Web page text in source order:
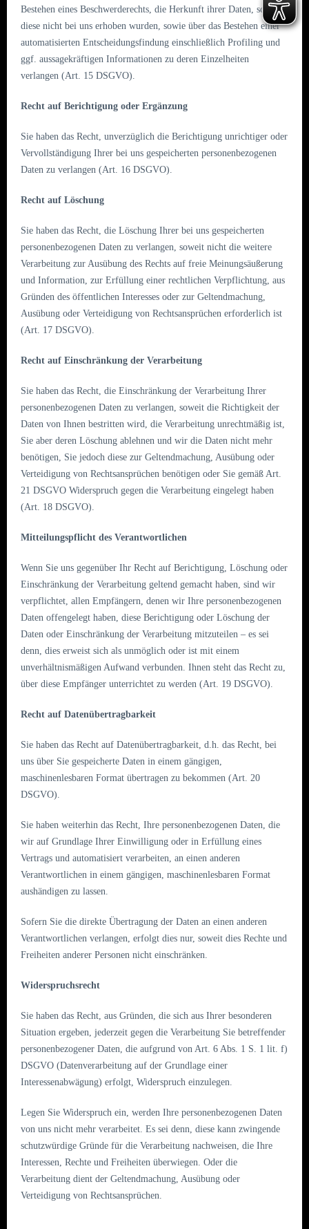
Bestehen eines Beschwerderechts, die Herkunft ihrer Daten, sofern
diese nicht bei uns erhoben wurden, sowie über das Bestehen einer
automatisierten Entscheidungsfindung einschließlich Profiling und
ggf. aussagekräftigen Informationen zu deren Einzelheiten
verlangen (Art. 15 DSGVO).
Recht auf Berichtigung oder Ergänzung
Sie haben das Recht, unverzüglich die Berichtigung unrichtiger oder
Vervollständigung Ihrer bei uns gespeicherten personenbezogenen
Daten zu verlangen (Art. 16 DSGVO).
Recht auf Löschung
Sie haben das Recht, die Löschung Ihrer bei uns gespeicherten
personenbezogenen Daten zu verlangen, soweit nicht die weitere
Verarbeitung zur Ausübung des Rechts auf freie Meinungsäußerung
und Information, zur Erfüllung einer rechtlichen Verpflichtung, aus
Gründen des öffentlichen Interesses oder zur Geltendmachung,
Ausübung oder Verteidigung von Rechtsansprüchen erforderlich ist
(Art. 17 DSGVO).
Recht auf Einschränkung der Verarbeitung
Sie haben das Recht, die Einschränkung der Verarbeitung Ihrer
personenbezogenen Daten zu verlangen, soweit die Richtigkeit der
Daten von Ihnen bestritten wird, die Verarbeitung unrechtmäßig ist,
Sie aber deren Löschung ablehnen und wir die Daten nicht mehr
benötigen, Sie jedoch diese zur Geltendmachung, Ausübung oder
Verteidigung von Rechtsansprüchen benötigen oder Sie gemäß Art.
21 DSGVO Widerspruch gegen die Verarbeitung eingelegt haben
(Art. 18 DSGVO).
Mitteilungspflicht des Verantwortlichen
Wenn Sie uns gegenüber Ihr Recht auf Berichtigung, Löschung oder
Einschränkung der Verarbeitung geltend gemacht haben, sind wir
verpflichtet, allen Empfängern, denen wir Ihre personenbezogenen
Daten offengelegt haben, diese Berichtigung oder Löschung der
Daten oder Einschränkung der Verarbeitung mitzuteilen – es sei
denn, dies erweist sich als unmöglich oder ist mit einem
unverhältnismäßigen Aufwand verbunden. Ihnen steht das Recht zu,
über diese Empfänger unterrichtet zu werden (Art. 19 DSGVO).
Recht auf Datenübertragbarkeit
Sie haben das Recht auf Datenübertragbarkeit, d.h. das Recht, bei
uns über Sie gespeicherte Daten in einem gängigen,
maschinenlesbaren Format übertragen zu bekommen (Art. 20
DSGVO).
Sie haben weiterhin das Recht, Ihre personenbezogenen Daten, die
wir auf Grundlage Ihrer Einwilligung oder in Erfüllung eines
Vertrags und automatisiert verarbeiten, an einen anderen
Verantwortlichen in einem gängigen, maschinenlesbaren Format
aushändigen zu lassen.
Sofern Sie die direkte Übertragung der Daten an einen anderen
Verantwortlichen verlangen, erfolgt dies nur, soweit dies Rechte und
Freiheiten anderer Personen nicht einschränken.
Widerspruchsrecht
Sie haben das Recht, aus Gründen, die sich aus Ihrer besonderen
Situation ergeben, jederzeit gegen die Verarbeitung Sie betreffender
personenbezogener Daten, die aufgrund von Art. 6 Abs. 1 S. 1 lit. f)
DSGVO (Datenverarbeitung auf der Grundlage einer
Interessenabwägung) erfolgt, Widerspruch einzulegen.
Legen Sie Widerspruch ein, werden Ihre personenbezogenen Daten
von uns nicht mehr verarbeitet. Es sei denn, diese kann zwingende
schutzwürdige Gründe für die Verarbeitung nachweisen, die Ihre
Interessen, Rechte und Freiheiten überwiegen. Oder die
Verarbeitung dient der Geltendmachung, Ausübung oder
Verteidigung von Rechtsansprüchen.